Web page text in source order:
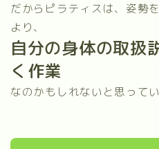
だからピラティスは、姿勢
より、
自分の身体の取扱
く作業
なのかもしれないと思ってい